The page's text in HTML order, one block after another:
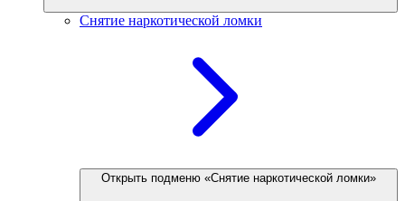
Снятие наркотической ломки
Открыть подменю «Снятие наркотической ломки»